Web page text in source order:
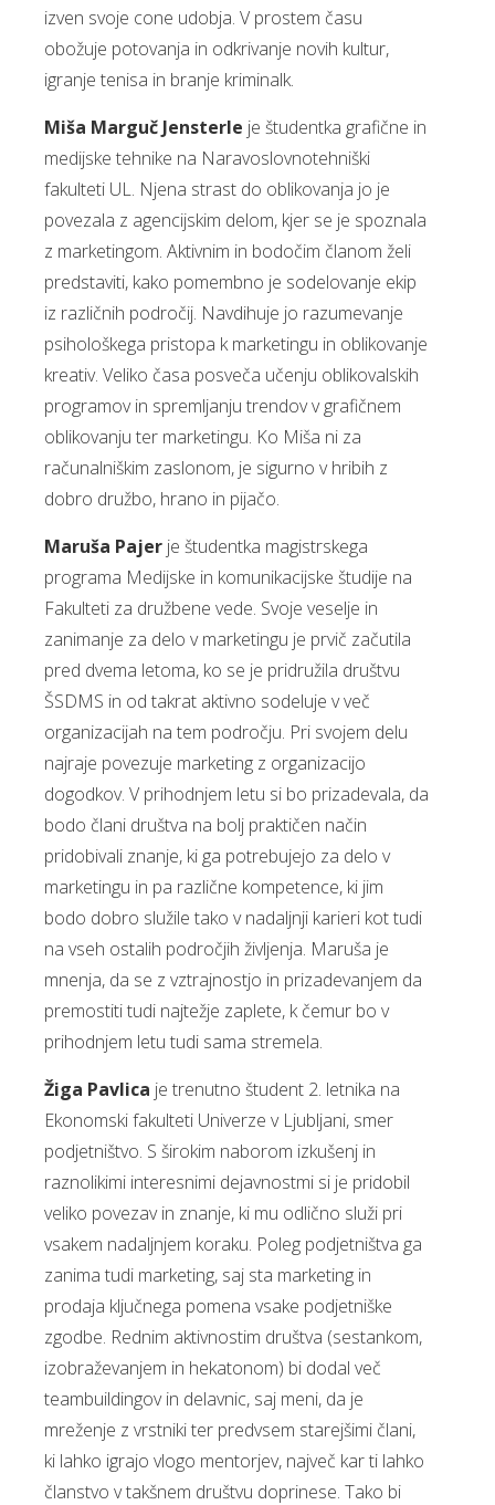
izven svoje cone udobja. V prostem času
obožuje potovanja in odkrivanje novih kultur,
igranje tenisa in branje kriminalk.
Miša Marguč Jensterle je študentka grafične in
medijske tehnike na Naravoslovnotehniški
fakulteti UL. Njena strast do oblikovanja jo je
povezala z agencijskim delom, kjer se je spoznala
z marketingom. Aktivnim in bodočim članom želi
predstaviti, kako pomembno je sodelovanje ekip
iz različnih področij. Navdihuje jo razumevanje
psihološkega pristopa k marketingu in oblikovanje
kreativ. Veliko časa posveča učenju oblikovalskih
programov in spremljanju trendov v grafičnem
oblikovanju ter marketingu. Ko Miša ni za
računalniškim zaslonom, je sigurno v hribih z
dobro družbo, hrano in pijačo.
Maruša Pajer je študentka magistrskega
programa Medijske in komunikacijske študije na
Fakulteti za družbene vede. Svoje veselje in
zanimanje za delo v marketingu je prvič začutila
pred dvema letoma, ko se je pridružila društvu
ŠSDMS in od takrat aktivno sodeluje v več
organizacijah na tem področju. Pri svojem delu
najraje povezuje marketing z organizacijo
dogodkov. V prihodnjem letu si bo prizadevala, da
bodo člani društva na bolj praktičen način
pridobivali znanje, ki ga potrebujejo za delo v
marketingu in pa različne kompetence, ki jim
bodo dobro služile tako v nadaljnji karieri kot tudi
na vseh ostalih področjih življenja. Maruša je
mnenja, da se z vztrajnostjo in prizadevanjem da
premostiti tudi najtežje zaplete, k čemur bo v
prihodnjem letu tudi sama stremela.
Žiga Pavlica je trenutno študent 2. letnika na
Ekonomski fakulteti Univerze v Ljubljani, smer
podjetništvo. S širokim naborom izkušenj in
raznolikimi interesnimi dejavnostmi si je pridobil
veliko povezav in znanje, ki mu odlično služi pri
vsakem nadaljnjem koraku. Poleg podjetništva ga
zanima tudi marketing, saj sta marketing in
prodaja ključnega pomena vsake podjetniške
zgodbe. Rednim aktivnostim društva (sestankom,
izobraževanjem in hekatonom) bi dodal več
teambuildingov in delavnic, saj meni, da je
mreženje z vrstniki ter predvsem starejšimi člani,
ki lahko igrajo vlogo mentorjev, največ kar ti lahko
članstvo v takšnem društvu doprinese. Tako bi